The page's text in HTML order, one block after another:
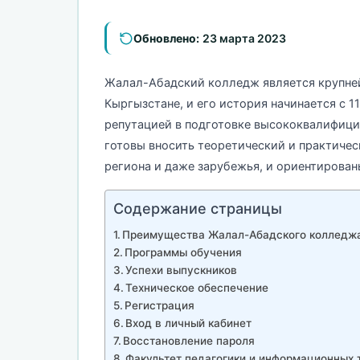
Обновлено: 23 марта 2023
Жалал-Абадский колледж является
Кыргызстане, и его история начинается с
репутацией в подготовке
готовы вносить теоретический и
региона и даже зарубежья, и
Содержание страницы
Преимущества Жалал-Абадского
Программы обучения
Успехи выпускников
Техническое обеспечение
Регистрация
Вход в личный кабинет
Восстановление пароля